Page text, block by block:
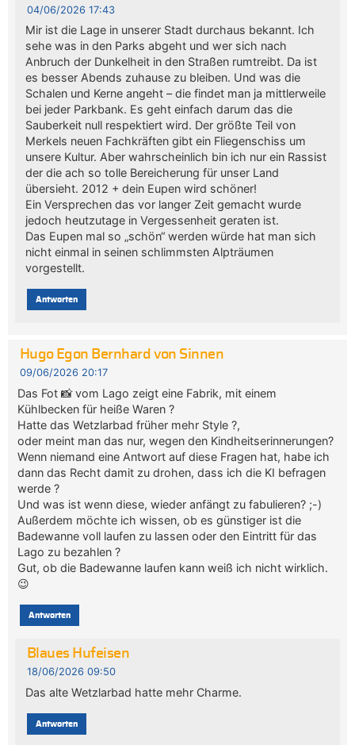
04/06/2026 17:43
Mir ist die Lage in unserer Stadt durchaus bekannt. Ich
sehe was in den Parks abgeht und wer sich nach
Anbruch der Dunkelheit in den Straßen rumtreibt. Da ist
es besser Abends zuhause zu bleiben. Und was die
Schalen und Kerne angeht – die findet man ja mittlerweile
bei jeder Parkbank. Es geht einfach darum das die
Sauberkeit null respektiert wird. Der größte Teil von
Merkels neuen Fachkräften gibt ein Fliegenschiss um
unsere Kultur. Aber wahrscheinlich bin ich nur ein Rassist
der die ach so tolle Bereicherung für unser Land
übersieht. 2012 + dein Eupen wird schöner!
Ein Versprechen das vor langer Zeit gemacht wurde
jedoch heutzutage in Vergessenheit geraten ist.
Das Eupen mal so „schön“ werden würde hat man sich
nicht einmal in seinen schlimmsten Alpträumen
vorgestellt.
Antworten
Hugo Egon Bernhard von Sinnen
09/06/2026 20:17
Das Fot 📸 vom Lago zeigt eine Fabrik, mit einem
Kühlbecken für heiße Waren ?
Hatte das Wetzlarbad früher mehr Style ?,
oder meint man das nur, wegen den Kindheitserinnerungen?
Wenn niemand eine Antwort auf diese Fragen hat, habe ich
dann das Recht damit zu drohen, dass ich die KI befragen
werde ?
Und was ist wenn diese, wieder anfängt zu fabulieren? ;-)
Außerdem möchte ich wissen, ob es günstiger ist die
Badewanne voll laufen zu lassen oder den Eintritt für das
Lago zu bezahlen ?
Gut, ob die Badewanne laufen kann weiß ich nicht wirklich.
😉
Antworten
Blaues Hufeisen
18/06/2026 09:50
Das alte Wetzlarbad hatte mehr Charme.
Antworten